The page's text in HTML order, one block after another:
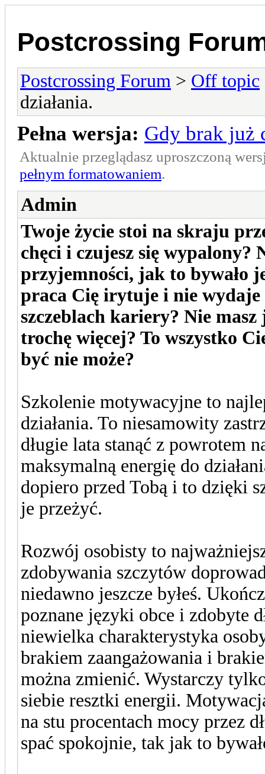
Postcrossing
Postcrossing Forum > Off topic
działania.
Pełna wersja: Gdy brak już
Aktualnie przeglądasz uproszczoną
pełnym formatowaniem.
Admin
Twoje życie stoi na skraju
chęci i czujesz się
przyjemności, jak to bywało
praca Cię irytuje i nie wydaje
szczeblach kariery? Nie masz
trochę więcej? To wszystko
być nie może?
Szkolenie motywacyjne to
działania. To niesamowity
długie lata stanąć z powrotem
maksymalną energię do
dopiero przed Tobą i to dzięki
je przeżyć.
Rozwój osobisty to
zdobywania szczytów
niedawno jeszcze byłeś.
poznane języki obce i zdobyte
niewielka charakterystyka
brakiem zaangażowania i
można zmienić. Wystarczy
siebie resztki energii.
na stu procentach mocy przez
spać spokojnie, tak jak to